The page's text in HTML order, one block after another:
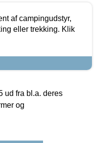
af campingudstyr,
eller trekking. Klik
ud fra bl.a. deres
og